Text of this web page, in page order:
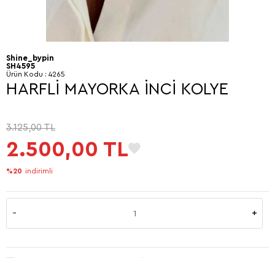
Shine_bypin
SH4595
Ürün Kodu : 4265
HARFLİ MAYORKA İNCİ KOLYE
3.125,00TL
2.500,00 TL
%20 indirimli